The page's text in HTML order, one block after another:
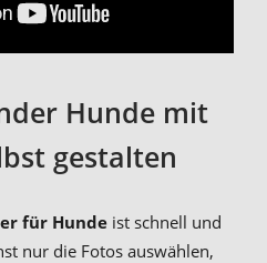
Hunde mit
gestalten
für Hunde ist schnell und
nur die Fotos auswählen,